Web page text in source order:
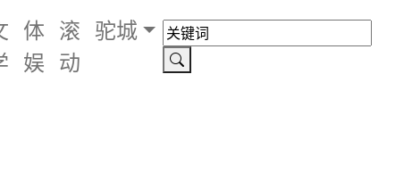
体
娱
滚
动
驼城